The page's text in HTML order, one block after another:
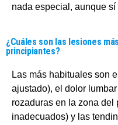
nada especial, aunque
¿Cuáles son las lesiones
principiantes?
Las más habituales son
ajustado), el dolor
rozaduras en la zona del
inadecuados) y las